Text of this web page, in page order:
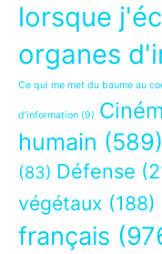
lorsque
organes
Ce qui me met du baume au
d’information (9)
humain (589)
(83) Défense
végétaux (188)
français